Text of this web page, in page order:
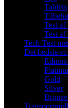
Tablets
Test af
Test af
Tech-Test
Det bedste vi
Gold
Silver
Bronze